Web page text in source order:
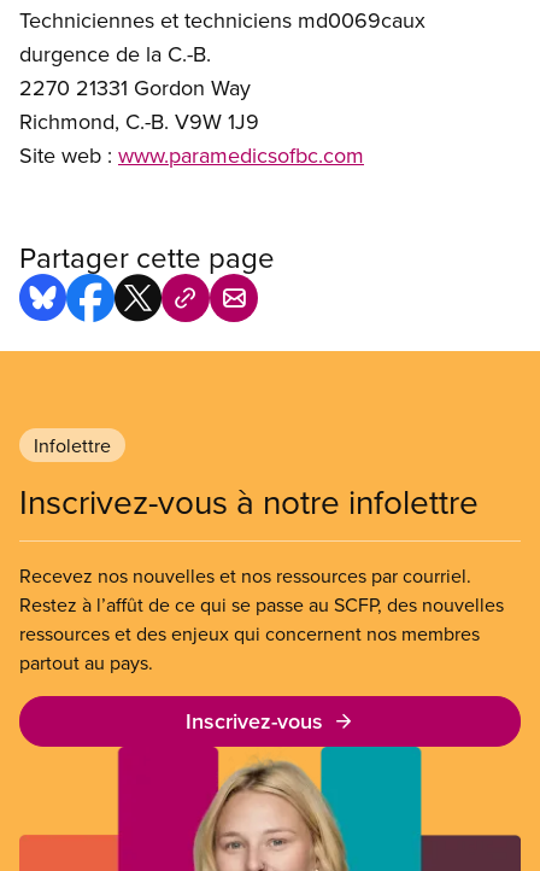
Techniciennes et techniciens md0069caux
durgence de la C.-B.
2270 21331 Gordon Way
Richmond, C.-B. V9W 1J9
Site web : www.paramedicsofbc.com
Partager cette page
Infolettre
Inscrivez-vous à notre infolettre
Recevez nos nouvelles et nos ressources par courriel.
Restez à l’affût de ce qui se passe au SCFP, des nouvelles
ressources et des enjeux qui concernent nos membres
partout au pays.
Inscrivez-vous